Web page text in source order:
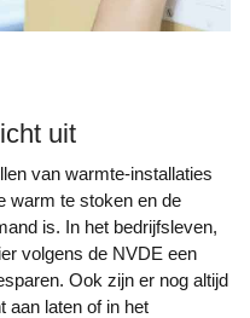
uit
warm te stoken en de
is. In het bedrijfsleven,
volgens de NVDE een
Ook zijn er nog altijd
aan laten of in het